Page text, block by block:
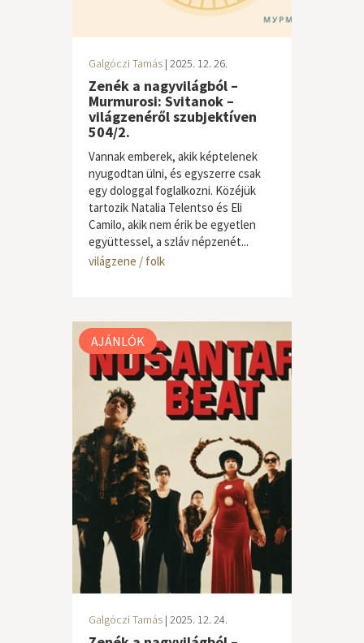
Galgóczi Tamás | 2025. 12. 26.
Zenék a nagyvilágból –
Murmurosi: Svitanok –
világzenéről szubjektíven
504/2.
Vannak emberek, akik képtelenek
nyugodtan ülni, és egyszerre csak
egy dologgal foglalkozni. Közéjük
tartozik Natalia Telentso és Eli
Camilo, akik nem érik be egyetlen
együttessel, a szláv népzenét...
világzene / folk
AJÁNLÓK
Galgóczi Tamás | 2025. 12. 24.